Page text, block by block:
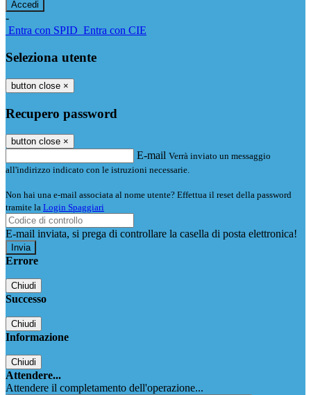
-
Entra con SPID Entra con CIE
Seleziona utente
button close ×
Recupero password
button close ×
E-mail Verrà inviato un messaggio
all'indirizzo indicato con le istruzioni necessarie.
Non hai una e-mail associata al nome utente? Effettua il reset della password
tramite la Login Spaggiari
E-mail inviata, si prega di controllare la casella di posta elettronica!
Errore
Chiudi
Successo
Chiudi
Informazione
Chiudi
Attendere...
Attendere il completamento dell'operazione...